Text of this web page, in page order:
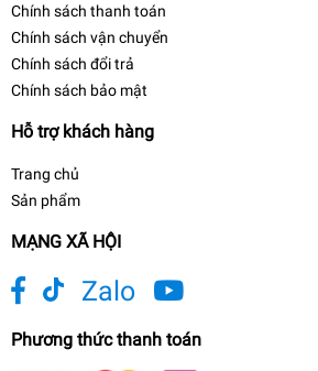
Chính sách thanh toán
Chính sách vận chuyển
Chính sách đổi trả
Chính sách bảo mật
Hỗ trợ khách hàng
Trang chủ
Sản phẩm
MẠNG XÃ HỘI
Zalo
Phương thức thanh toán